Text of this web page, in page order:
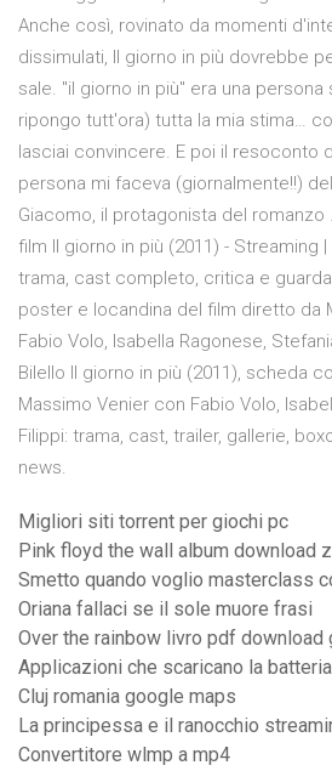
Anche così, rovinato da momenti
dissimulati, Il giorno in più dovrebbe
sale. "il giorno in più" era una
ripongo tutt'ora) tutta la mia stima…
lasciai convincere. E poi il resoconto
persona mi faceva (giornalmente!!)
Giacomo, il protagonista del romanzo
film Il giorno in più (2011) - Streaming
trama, cast completo, critica e
poster e locandina del film diretto da
Fabio Volo, Isabella Ragonese,
Bilello Il giorno in più (2011), scheda
Massimo Venier con Fabio Volo,
Filippi: trama, cast, trailer, gallerie,
news.
Migliori siti torrent per giochi pc
Pink floyd the wall album download
Smetto quando voglio masterclass
Oriana fallaci se il sole muore frasi
Over the rainbow livro pdf download
Applicazioni che scaricano la batteria
Cluj romania google maps
La principessa e il ranocchio
Convertitore wlmp a mp4